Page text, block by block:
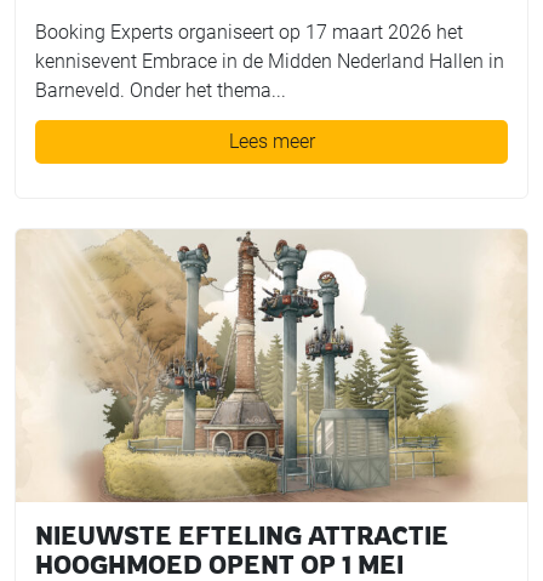
Booking Experts organiseert op 17 maart 2026 het
kennisevent Embrace in de Midden Nederland Hallen in
Barneveld. Onder het thema...
Lees meer
NIEUWSTE EFTELING ATTRACTIE
HOOGHMOED OPENT OP 1 MEI